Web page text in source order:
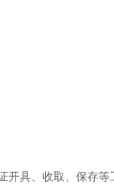
具、收取、保存